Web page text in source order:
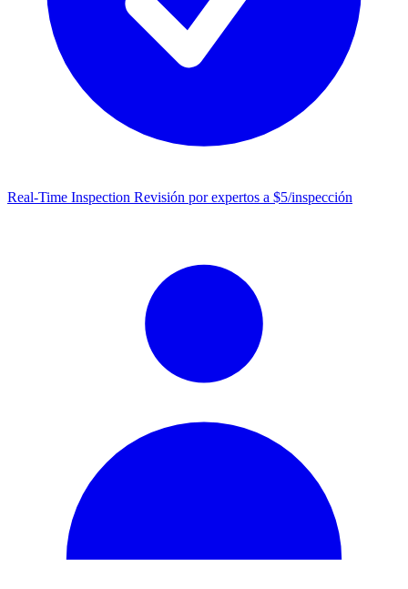
Real-Time Inspection Revisión por expertos a $5/inspección